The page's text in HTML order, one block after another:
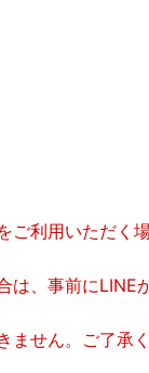
ご利用いただく
は、事前にLINE
ません。ご了承く